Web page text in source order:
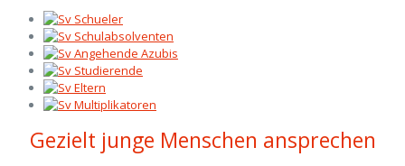
Gezielt junge Menschen ansprechen